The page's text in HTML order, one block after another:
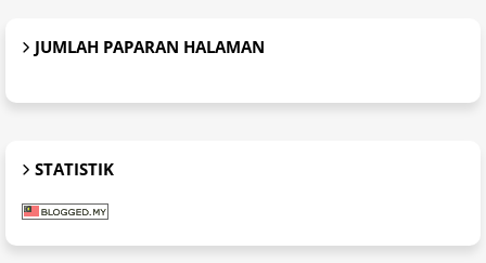
JUMLAH PAPARAN HALAMAN
STATISTIK